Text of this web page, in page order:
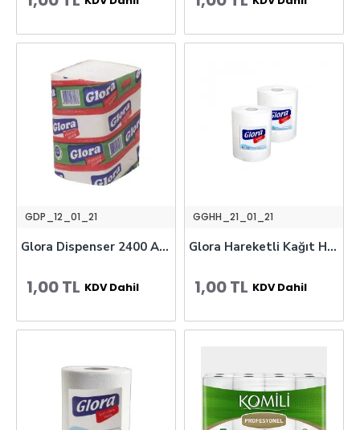
GDP_12_01_21
Glora Dispenser 2400 Adet Peçete
1,00 TL KDV Dahil
GGHH_21_01_21
Glora Hareketli Kağıt Havlu 21 cm
1,00 TL KDV Dahil